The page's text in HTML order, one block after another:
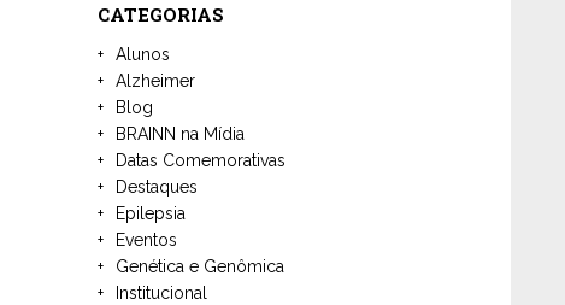
CATEGORIAS
Alunos
Alzheimer
Blog
BRAINN na Mídia
Datas Comemorativas
Destaques
Epilepsia
Eventos
Genética e Genômica
Institucional